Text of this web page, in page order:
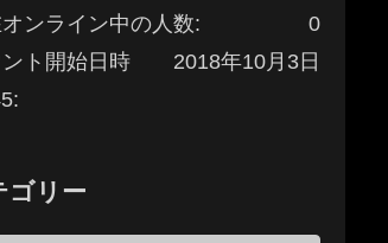
0
ンライン中の人数:
2018年10月3日
ト開始日時
ゴリー